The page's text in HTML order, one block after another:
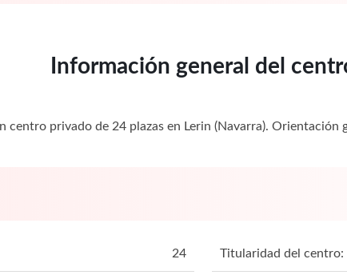
Información general del
centro privado de 24 plazas en Lerin (Navarra).
24 Titularidad del centro: